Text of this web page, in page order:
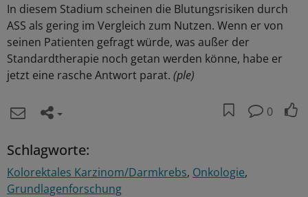
In diesem Stadium scheinen die Blutungsrisiken durch
ASS als gering im Vergleich zum Nutzen. Wenn er von
seinen Patienten gefragt würde, was außer der
Standardtherapie noch getan werden könne, habe er
jetzt eine rasche Antwort parat. (ple)
0
Schlagworte:
Kolorektales Karzinom/Darmkrebs Onkologie
Grundlagenforschung